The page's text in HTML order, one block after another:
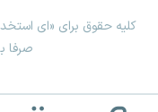
کلیه حقوق برای «ای
صرفا